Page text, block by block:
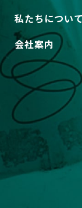
私たちについて
会社案内